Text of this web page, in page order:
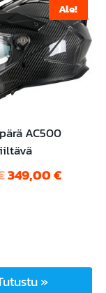
Ale!
AC500
Alkuperäinen
349,00€
»